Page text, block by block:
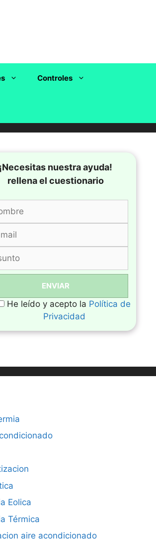
Controles
¡Necesitas nuestra ayuda!
rellena el cuestionario
He leído y acepto la Política de
Privacidad
Eolica
Térmica
aire acondicionado